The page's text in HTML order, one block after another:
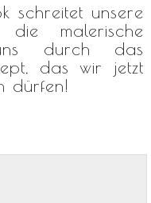
schreitet unsere
malerische
durch das
das wir jetzt
dürfen!